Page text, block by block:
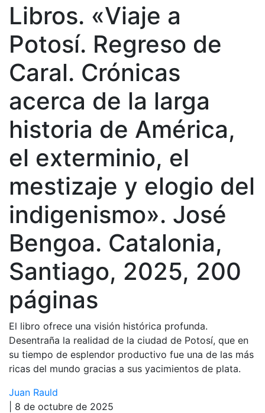
Libros. «Viaje a
Potosí. Regreso de
Caral. Crónicas
acerca de la larga
historia de América,
el exterminio, el
mestizaje y elogio del
indigenismo». José
Bengoa. Catalonia,
Santiago, 2025, 200
páginas
El libro ofrece una visión histórica profunda.
Desentraña la realidad de la ciudad de Potosí, que en
su tiempo de esplendor productivo fue una de las más
ricas del mundo gracias a sus yacimientos de plata.
Juan Rauld
| 8 de octubre de 2025